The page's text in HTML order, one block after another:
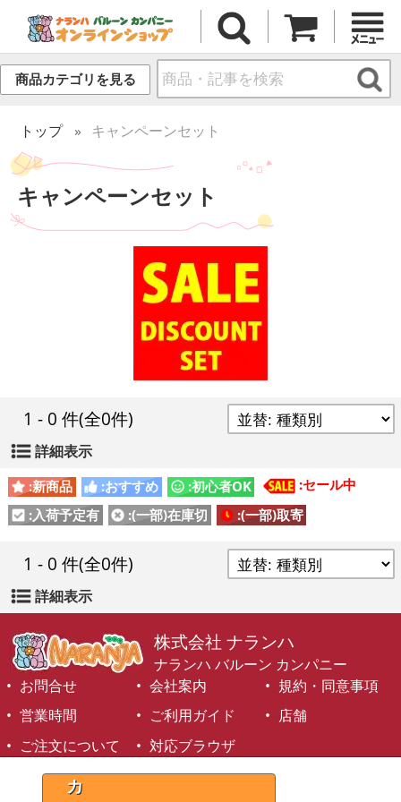
商品カテゴリを見る
トップ キャンペーンセット
キャンペーンセット
1 - 0 件(全0件)
詳細表示
:新商品 :おすすめ :初心者OK
:セール中
:入荷予定有
:(一部)在庫切 :(一部)取寄
1 - 0 件(全0件)
詳細表示
カ
株式会社 ナランハ
ナランハ バルーン カンパニー
お問合せ
会社案内
規約・同意事項
営業時間
ご利用ガイド
店舗
ご注文について
対応ブラウザ
©1999-2026 NARANJA Inc. All Rights Reserved.